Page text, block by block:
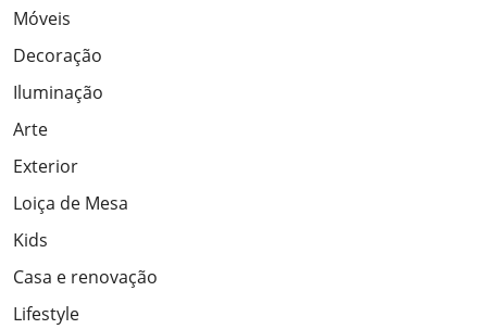
Móveis
Decoração
Iluminação
Arte
Exterior
Loiça de Mesa
Kids
Casa e renovação
Lifestyle